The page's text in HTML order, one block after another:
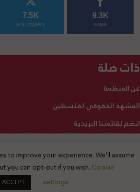
9.3K
FANS
7.5K
FOLLOWERS
ذات صلة
عن المنظمة
المشهد الحقوقي لفلسطين
انضم لقائمتنا البريدية
2025 © جميع الحقوق محفوظة
to improve your experience. We'll assume
you can opt-out if you wish. Cookie
settings
ACCEPT